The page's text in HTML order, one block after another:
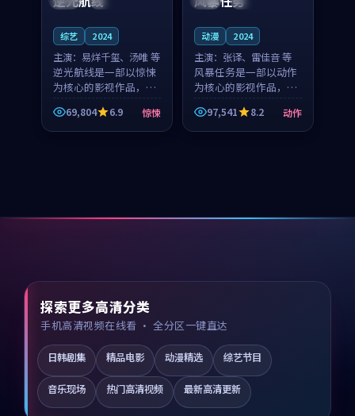
综艺 2024
主演： 易烊千玺、汤唯 等
逆光航线是一部以惊悚
为核心的影视作品，围
绕危机、反转与人物成
长展开，整体节奏紧
凑，值得推荐观看。
69,804 6.9 惊悚
动漫 2024
主演： 张译、雷佳音 等
风暴任务是一部以动作
为核心的影视作品，围
绕危机、反转与人物成
长展开，整体节奏紧
凑，值得推荐观看。
97,541 8.2 动作
探索更多高清分类
手机高清视频在线看 · 全分区一键直达
日韩剧集 精品电影 动漫精选 综艺节目
音乐现场 热门高清视频 最新高清更新